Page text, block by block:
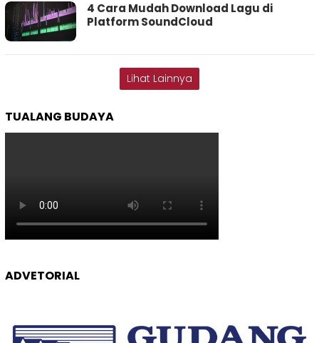
4 Cara Mudah Download Lagu di
Platform SoundCloud
Lihat Lainnya
TUALANG BUDAYA
ADVETORIAL